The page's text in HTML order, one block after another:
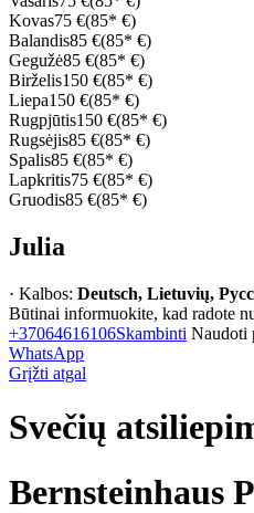
Kovas75 €(85* €)
Balandis85 €(85* €)
Gegužė85 €(85* €)
Birželis150 €(85* €)
Liepa150 €(85* €)
Rugpjūtis150 €(85* €)
Rugsėjis85 €(85* €)
Spalis85 €(85* €)
Lapkritis75 €(85* €)
Gruodis85 €(85* €)
Julia
· Kalbos: Deutsch, Lietuvių,
Būtinai informuokite, kad radote
+37064616106Skambinti Naudoti
WhatsApp
Grįžti atgal
Svečių
Bernsteinhaus